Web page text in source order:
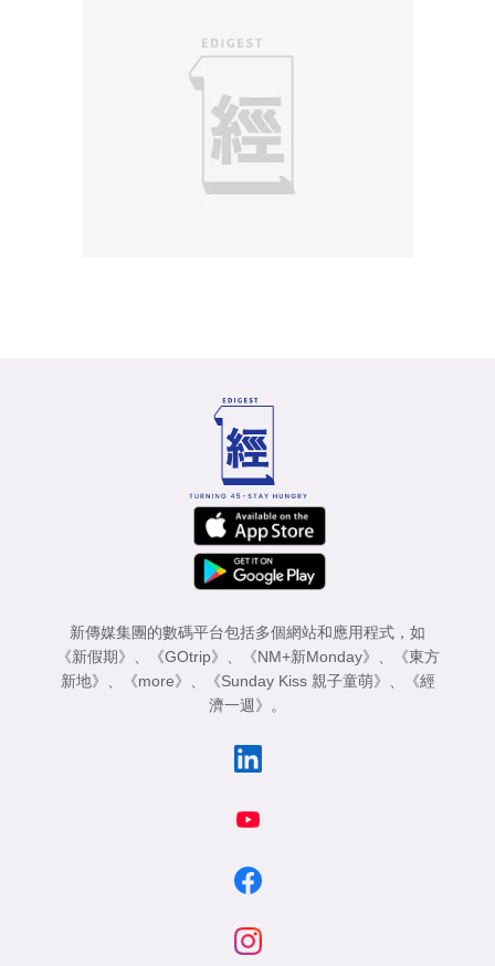
新傳媒集團的數碼平台包括多個網站和應用程式，如
《新假期》
《GOtrip》 《NM+新Monday》
《東方
新地》
《more》 《Sunday Kiss 親子童萌》
《經
濟一週》
。